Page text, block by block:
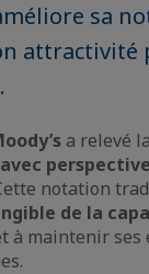
sa
attractivité
a relevé
avec
notation
de la
à maintenir ses